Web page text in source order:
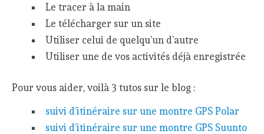
Le tracer à la main
Le télécharger sur un site
Utiliser celui de quelqu’un d’autre
Utiliser une de vos activités déjà enregistrée
Pour vous aider, voilà 3 tutos sur le blog :
suivi d’itinéraire sur une montre GPS Polar
suivi d’itinéraire sur une montre GPS Suunto